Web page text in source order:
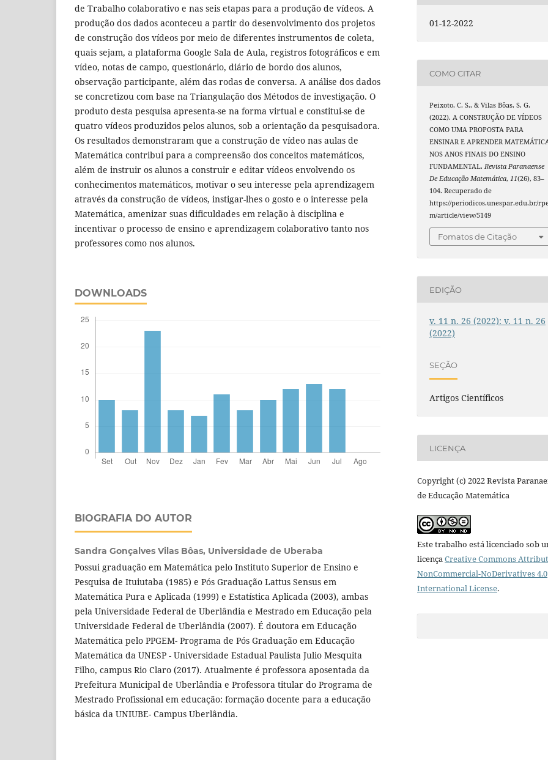
de Trabalho colaborativo e nas seis etapas para a produção de vídeos. A
produção dos dados aconteceu a partir do desenvolvimento dos projetos
de construção dos vídeos por meio de diferentes instrumentos de coleta,
quais sejam, a plataforma Google Sala de Aula, registros fotográficos e em
vídeo, notas de campo, questionário, diário de bordo dos alunos,
observação participante, além das rodas de conversa. A análise dos dados
se concretizou com base na Triangulação dos Métodos de investigação. O
produto desta pesquisa apresenta-se na forma virtual e constitui-se de
quatro vídeos produzidos pelos alunos, sob a orientação da pesquisadora.
Os resultados demonstraram que a construção de vídeo nas aulas de
Matemática contribui para a compreensão dos conceitos matemáticos,
além de instruir os alunos a construir e editar vídeos envolvendo os
conhecimentos matemáticos, motivar o seu interesse pela aprendizagem
através da construção de vídeos, instigar-lhes o gosto e o interesse pela
Matemática, amenizar suas dificuldades em relação à disciplina e
incentivar o processo de ensino e aprendizagem colaborativo tanto nos
professores como nos alunos.
DOWNLOADS
BIOGRAFIA DO AUTOR
Sandra Gonçalves Vilas Bôas, Universidade de Uberaba
Possui graduação em Matemática pelo Instituto Superior de Ensino e
Pesquisa de Ituiutaba (1985) e Pós Graduação Lattus Sensus em
Matemática Pura e Aplicada (1999) e Estatística Aplicada (2003), ambas
pela Universidade Federal de Uberlândia e Mestrado em Educação pela
Universidade Federal de Uberlândia (2007). É doutora em Educação
Matemática pelo PPGEM- Programa de Pós Graduação em Educação
Matemática da UNESP - Universidade Estadual Paulista Julio Mesquita
Filho, campus Rio Claro (2017). Atualmente é professora aposentada da
Prefeitura Municipal de Uberlândia e Professora titular do Programa de
Mestrado Profissional em educação: formação docente para a educação
básica da UNIUBE- Campus Uberlândia.
01-12-2022
COMO CITAR
Peixoto, C. S., & Vilas Bôas, S. G.
(2022). A CONSTRUÇÃO DE VÍDEOS
COMO UMA PROPOSTA PARA
ENSINAR E APRENDER
NOS ANOS FINAIS DO ENSINO
FUNDAMENTAL. Revista Paranaense
De Educação Matemática, 11(26), 83–
104. Recuperado de
https://periodicos.unespar.edu.br/
m/article/view/5149
Fomatos de Citação
EDIÇÃO
v. 11 n. 26 (2022): v. 11 n. 26
(2022)
SEÇÃO
Artigos Científicos
LICENÇA
Copyright (c) 2022 Revista
de Educação Matemática
Este trabalho está licenciado sob
licençaCreative Commons
NonCommercial-NoDerivatives 4.0
International License.